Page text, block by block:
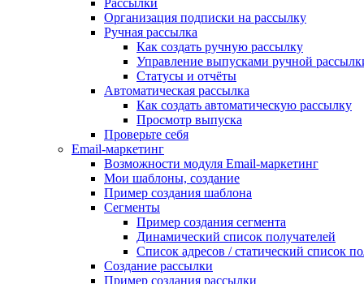
Рассылки
Организация подписки на рассылку
Ручная рассылка
Как создать ручную рассылку
Управление выпусками ручной
Статусы и отчёты
Автоматическая рассылка
Как создать автоматическую рассылку
Просмотр выпуска
Проверьте себя
Email-маркетинг
Возможности модуля Email-маркетинг
Мои шаблоны, создание
Пример создания шаблона
Сегменты
Пример создания сегмента
Динамический список получателей
Список адресов / статический список
Создание рассылки
Пример создания рассылки